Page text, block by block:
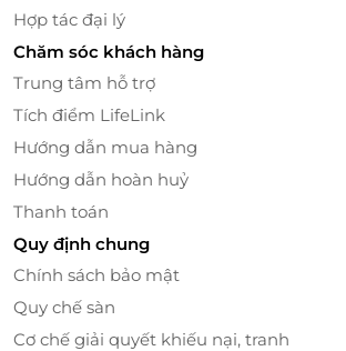
Hợp tác đại lý
Chăm sóc khách hàng
Trung tâm hỗ trợ
Tích điểm LifeLink
Hướng dẫn mua hàng
Hướng dẫn hoàn huỷ
Thanh toán
Quy định chung
Chính sách bảo mật
Quy chế sàn
Cơ chế giải quyết khiếu nại, tranh